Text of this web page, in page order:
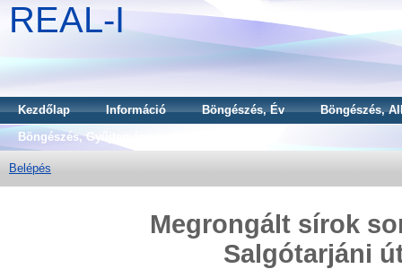
REAL-I
Kezdőlap Információ Böngészés, Év
Böngészés,
Böngészés, Gyűjtemény
Belépés
Megrongált sírok
Salgótarjáni